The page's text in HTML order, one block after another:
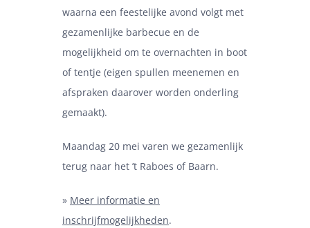
waarna een feestelijke avond volgt met
gezamenlijke barbecue en de
mogelijkheid om te overnachten in boot
of tentje (eigen spullen meenemen en
afspraken daarover worden onderling
gemaakt).
Maandag 20 mei varen we gezamenlijk
terug naar het ’t Raboes of Baarn.
» Meer informatie en
inschrijfmogelijkheden.